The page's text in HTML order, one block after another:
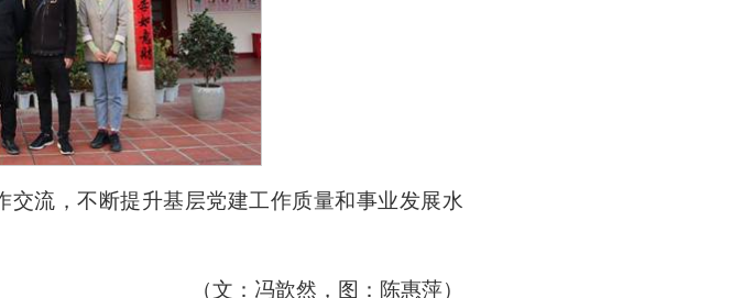
流，不断提升基层党建工作质量和事业发展水
（文：冯歆然，图：陈惠萍）